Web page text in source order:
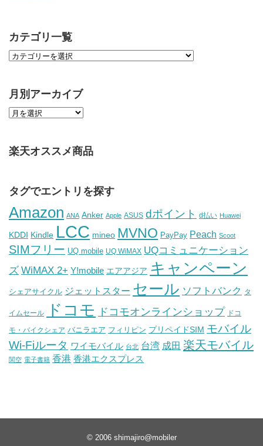
カテゴリ一覧
月別アーカイブ
楽天オススメ商品
タグでエントリを探す
Amazon ANA Anker Apple ASUS dポイント d払い Huawei
KDDI Kindle LCC mineo MVNO PayPay Peach Scoot
SIMフリー UQ mobile UQ WiMAX UQコミュニケーション
ズ WiMAX 2+ Y!mobile エアアジア キャンペーン
シェアサイクル ジェットスター セール ソフトバンク タ
イムセール ドコモ ドコモオンラインショップ ドコ
モ・バイクシェア バニラエア フィリピン プリペイドSIM モバイル
Wi-Fiルータ ワイモバイル 台北 台湾 成田 楽天モバイル
関空 電子書籍 香港 香港エクスプレス
© 2006 shimajiro@mobiler